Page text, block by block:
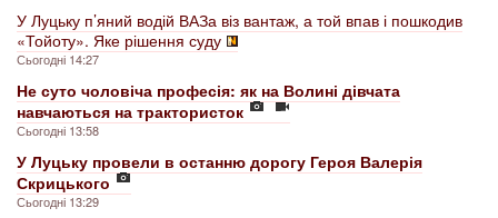
У Луцьку п’яний водій ВАЗа віз вантаж, а той впав і пошкодив
«Тойоту». Яке рішення суду
Сьогодні 14:27
Не суто чоловіча професія: як на Волині дівчата
навчаються на трактористок
Сьогодні 13:58
У Луцьку провели в останню дорогу Героя Валерія
Скрицького
Сьогодні 13:29